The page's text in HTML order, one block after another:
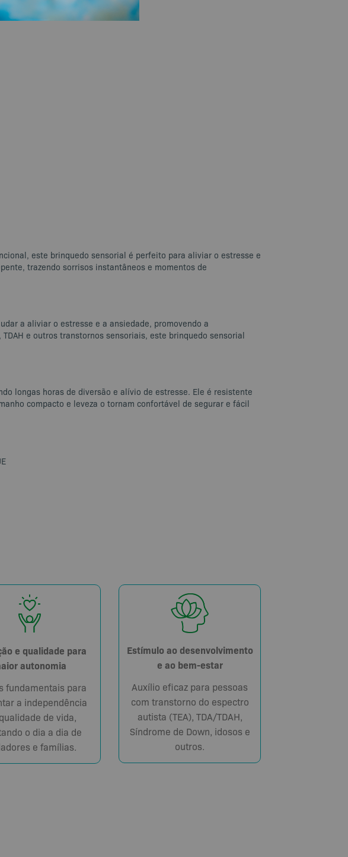
este brinquedo sensorial é perfeito para aliviar o estresse e
trazendo sorrisos instantâneos e momentos de
a aliviar o estresse e a ansiedade, promovendo a
e outros transtornos sensoriais, este brinquedo sensorial
longas horas de diversão e alívio de estresse. Ele é resistente
compacto e leveza o tornam confortável de segurar e fácil
e qualidade para
autonomia
fundamentais para
a independência
de vida,
o dia a dia de
e famílias.
Estímulo ao desenvolvimento
e ao bem-estar
Auxílio eficaz para pessoas
com transtorno do espectro
autista (TEA), TDA/TDAH,
Síndrome de Down, idosos e
outros.